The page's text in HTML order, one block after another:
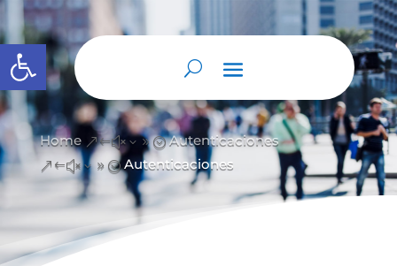
Abrir barra de herramientas
Home &#x39; Autenticaciones
&#x39; Autenticaciones